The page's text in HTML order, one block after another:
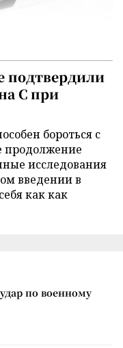
подтвердили
C при
бороться с
продолжение
исследования
введении в
как как
по военному